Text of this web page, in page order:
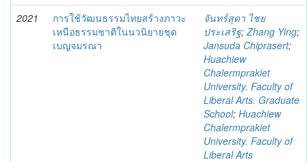
2021
การใช้วัฒนธรรมไทยสร้างภาวะ
เหนือธรรมชาติในนวนิยายชุด
เบญจมรณา
จันทร์สุดา ไชย
ประเสริฐ;Zhang Ying;
Jansuda Chiprasert;
Huachiew
Chalermprakiet
University. Faculty of
Liberal Arts. Graduate
School; Huachiew
Chalermprakiet
University. Faculty of
Liberal Arts